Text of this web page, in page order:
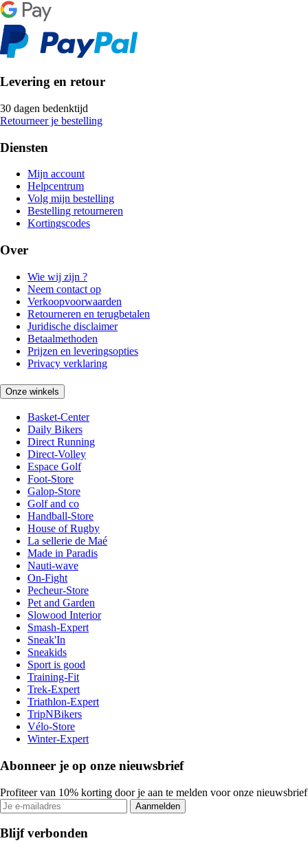
Levering en retour
30 dagen bedenktijd
Retourneer je bestelling
Diensten
Mijn account
Helpcentrum
Volg mijn bestelling
Bestelling retourneren
Kortingscodes
Over
Wie wij zijn ?
Neem contact op
Verkoopvoorwaarden
Retourneren en terugbetalen
Juridische disclaimer
Betaalmethoden
Prijzen en leveringsopties
Privacy verklaring
Onze winkels
Basket-Center
Daily Bikers
Direct Running
Direct-Volley
Espace Golf
Foot-Store
Galop-Store
Golf and co
Handball-Store
House of Rugby
La sellerie de Maé
Made in Paradis
Nauti-wave
On-Fight
Pecheur-Store
Pet and Garden
Slowood Interior
Smash-Expert
Sneak'In
Sneakids
Sport is good
Training-Fit
Trek-Expert
Triathlon-Expert
TripNBikers
Vélo-Store
Winter-Expert
Abonneer je op onze nieuwsbrief
Profiteer van 10% korting door je aan te melden voor onze nieuwsbrief
Aanmelden
Blijf verbonden